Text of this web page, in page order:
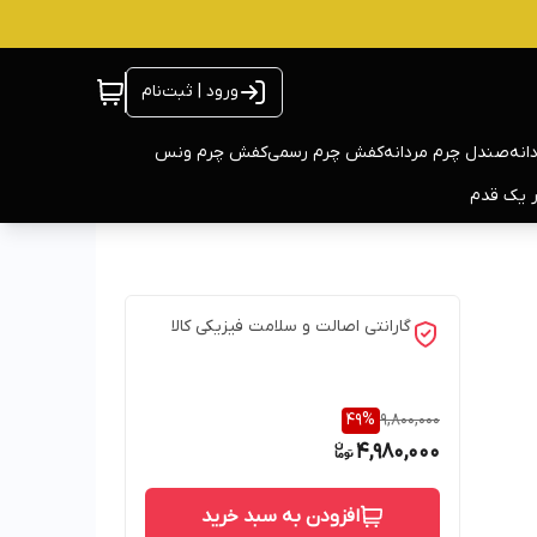
ورود | ثبت‌نام
صندل چرم مردانهکفش چرم رسمیکفش چرم ونس
یک قدم
گارانتی اصالت و سلامت فیزیکی کالا
9,800,000
49%
4,980,000
افزودن به سبد خرید